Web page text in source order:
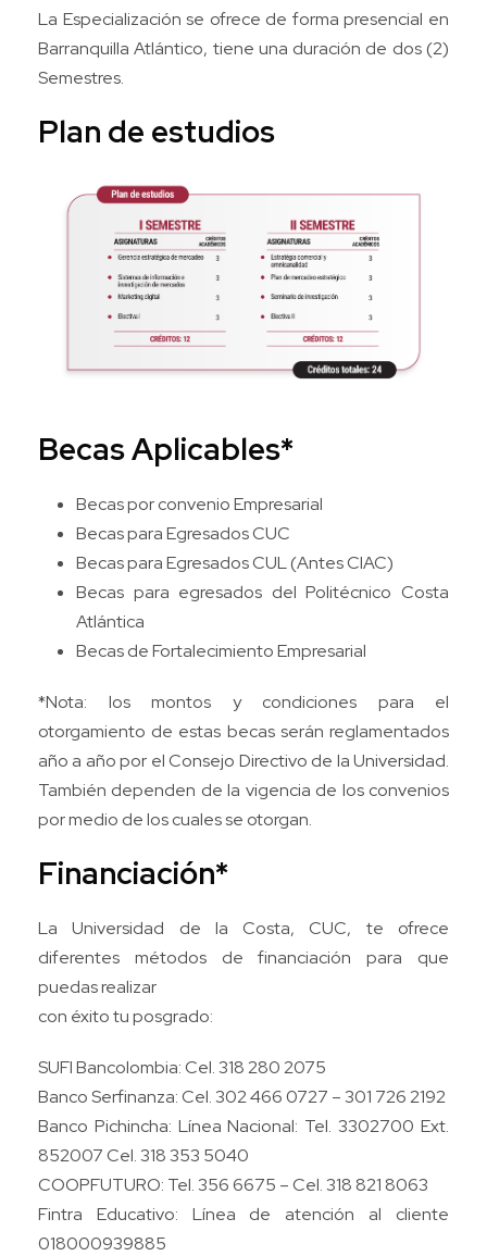
La Especialización se ofrece de forma presencial en
Barranquilla Atlántico, tiene una duración de dos (2)
Semestres.
Plan de estudios
Becas Aplicables*
Becas por convenio Empresarial
Becas para Egresados CUC
Becas para Egresados CUL (Antes CIAC)
Becas para egresados del Politécnico Costa
Atlántica
Becas de Fortalecimiento Empresarial
*Nota: los montos y condiciones para el
otorgamiento de estas becas serán reglamentados
año a año por el Consejo Directivo de la Universidad.
También dependen de la vigencia de los convenios
por medio de los cuales se otorgan.
Financiación*
La Universidad de la Costa, CUC, te ofrece
diferentes métodos de financiación para que
puedas realizar
con éxito tu posgrado:
SUFI Bancolombia: Cel. 318 280 2075
Banco Serfinanza: Cel. 302 466 0727 – 301 726 2192
Banco Pichincha: Línea Nacional: Tel. 3302700 Ext.
852007 Cel. 318 353 5040
COOPFUTURO: Tel. 356 6675 – Cel. 318 821 8063
Fintra Educativo: Línea de atención al cliente
018000939885